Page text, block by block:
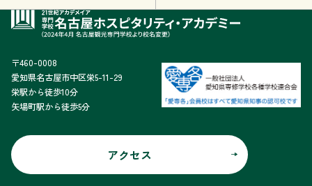
〒460-0008
愛知県名古屋市中区栄5-11-29
栄駅から徒歩10分
矢場町駅から徒歩5分
アクセス